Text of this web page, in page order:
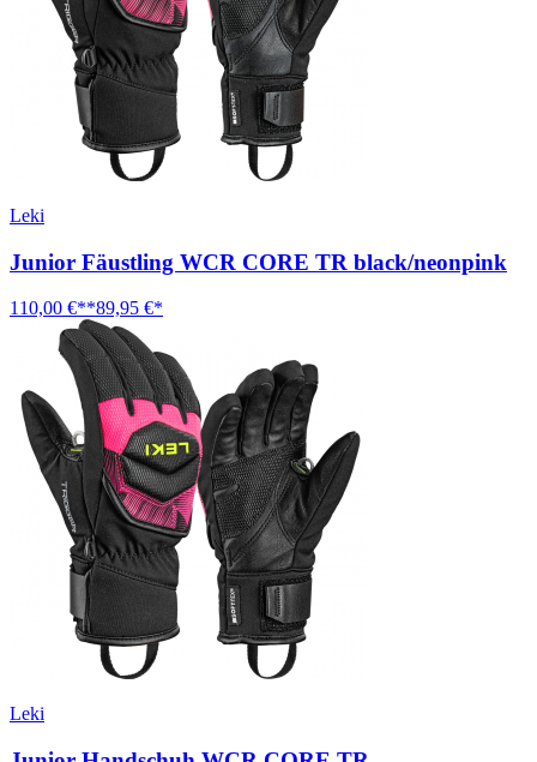
Leki
Junior Fäustling WCR CORE TR black/neonpink
110,00 €**89,95 €*
Leki